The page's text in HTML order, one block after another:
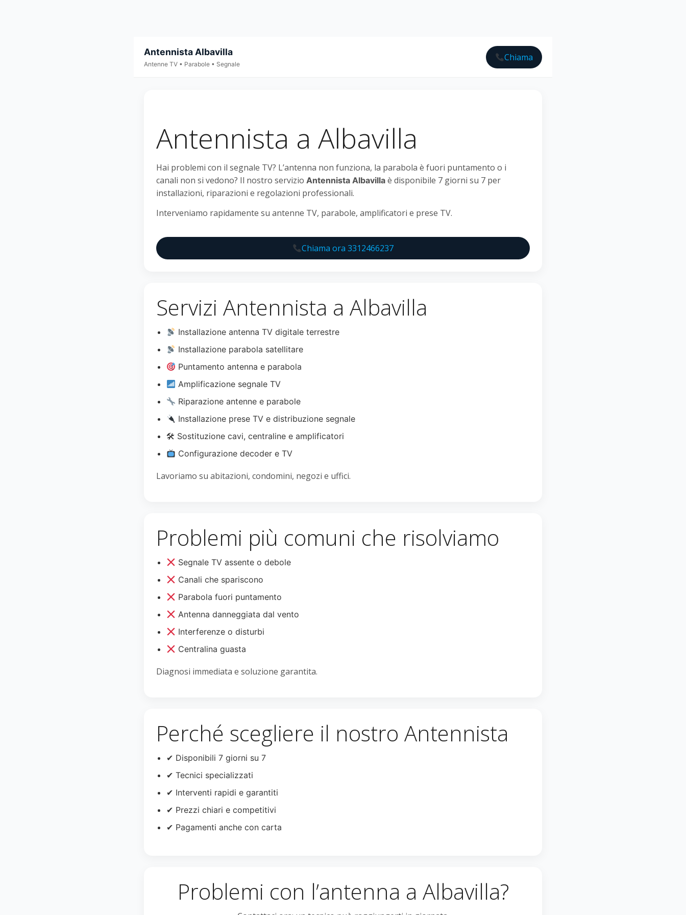
Antennista Albavilla
Antenne TV • Parabole • Segnale
Chiama
Antennista a Albavilla
Hai problemi con il segnale TV? L’antenna non funziona, la parabola è fuori puntamento o i
canali non si vedono? Il nostro servizio Antennista Albavilla è disponibile 7 giorni su 7 per
installazioni, riparazioni e regolazioni professionali.
Interveniamo rapidamente su antenne TV, parabole, amplificatori e prese TV.
Chiama ora 3312466237
Servizi Antennista a Albavilla
Installazione antenna TV digitale terrestre
Installazione parabola satellitare
Puntamento antenna e parabola
Amplificazione segnale TV
Riparazione antenne e parabole
Installazione prese TV e distribuzione segnale
🛠 Sostituzione cavi, centraline e amplificatori
Configurazione decoder e TV
Lavoriamo su abitazioni, condomini, negozi e uffici.
Problemi più comuni che risolviamo
Segnale TV assente o debole
Canali che spariscono
Parabola fuori puntamento
Antenna danneggiata dal vento
Interferenze o disturbi
Centralina guasta
Diagnosi immediata e soluzione garantita.
Perché scegliere il nostro Antennista
✔ Disponibili 7 giorni su 7
✔ Tecnici specializzati
✔ Interventi rapidi e garantiti
✔ Prezzi chiari e competitivi
✔ Pagamenti anche con carta
Problemi con l’antenna a Albavilla?